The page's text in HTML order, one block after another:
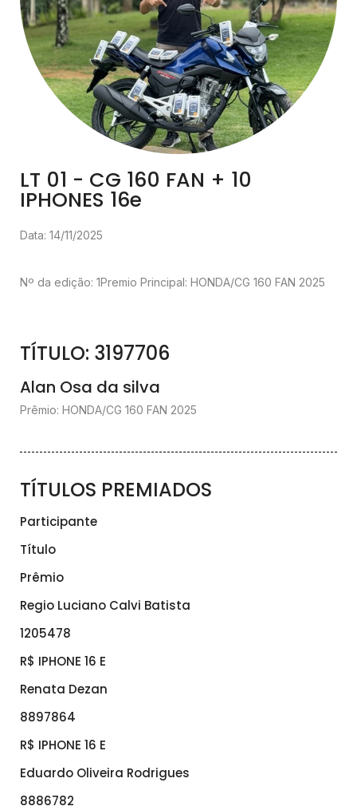
LT 01 - CG 160 FAN + 10
IPHONES 16e
Data: 14/11/2025
Nº da edição: 1Premio Principal: HONDA/CG 160 FAN 2025
TÍTULO: 3197706
Alan Osa da silva
Prêmio: HONDA/CG 160 FAN 2025
TÍTULOS PREMIADOS
Participante
Título
Prêmio
Regio Luciano Calvi Batista
1205478
R$ IPHONE 16 E
Renata Dezan
8897864
R$ IPHONE 16 E
Eduardo Oliveira Rodrigues
8886782